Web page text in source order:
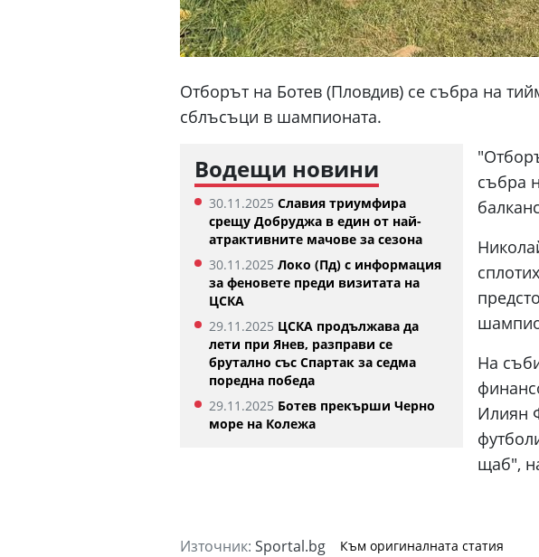
Отборът на Ботев (Пловдив) се събра на
сблъсъци в шампионата.
Водещи новини
30.11.2025 Славия триумфира
срещу Добруджа в един от най-
атрактивните мачове за сезона
30.11.2025 Локо (Пд) с информация
за феновете преди визитата на
ЦСКА
29.11.2025 ЦСКА продължава да
лети при Янев, разправи се
брутално със Спартак за седма
поредна победа
29.11.2025 Ботев прекърши Черно
море на Колежа
събра
На
Илиян
щаб",
Източник: Sportal.bg Към оригиналната статия
Изабелла Шиникова започна с
убедителна победа в Оренсе
Тотнъм започна преговори с
05.08.2026